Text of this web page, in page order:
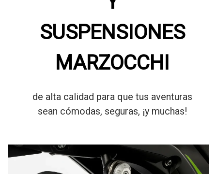
SUSPENSIONES
MARZOCCHI
de alta calidad para que tus aventuras
sean cómodas, seguras, ¡y muchas!